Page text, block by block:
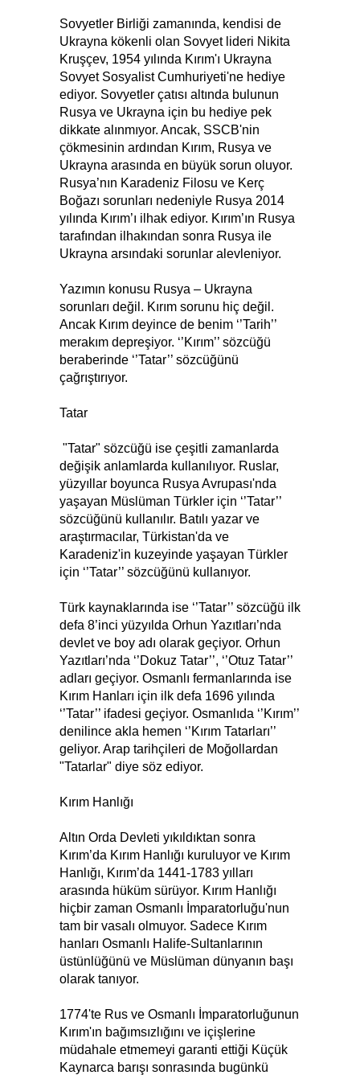
Sovyetler Birliği zamanında, kendisi de
Ukrayna kökenli olan Sovyet lideri Nikita
Kruşçev, 1954 yılında Kırım'ı Ukrayna
Sovyet Sosyalist Cumhuriyeti'ne hediye
ediyor. Sovyetler çatısı altında bulunun
Rusya ve Ukrayna için bu hediye pek
dikkate alınmıyor. Ancak, SSCB'nin
çökmesinin ardından Kırım, Rusya ve
Ukrayna arasında en büyük sorun oluyor.
Rusya’nın Karadeniz Filosu ve Kerç
Boğazı sorunları nedeniyle Rusya 2014
yılında Kırım’ı ilhak ediyor. Kırım’ın Rusya
tarafından ilhakından sonra Rusya ile
Ukrayna arsındaki sorunlar alevleniyor.
Yazımın konusu Rusya – Ukrayna
sorunları değil. Kırım sorunu hiç değil.
Ancak Kırım deyince de benim ‘’Tarih’’
merakım depreşiyor. ‘’Kırım’’ sözcüğü
beraberinde ‘’Tatar’’ sözcüğünü
çağrıştırıyor.
Tatar
"Tatar" sözcüğü ise çeşitli zamanlarda
değişik anlamlarda kullanılıyor. Ruslar,
yüzyıllar boyunca Rusya Avrupası'nda
yaşayan Müslüman Türkler için ‘’Tatar’’
sözcüğünü kullanılır. Batılı yazar ve
araştırmacılar, Türkistan'da ve
Karadeniz'in kuzeyinde yaşayan Türkler
için ‘’Tatar’’ sözcüğünü kullanıyor.
Türk kaynaklarında ise ‘’Tatar’’ sözcüğü ilk
defa 8’inci yüzyılda Orhun Yazıtları’nda
devlet ve boy adı olarak geçiyor. Orhun
Yazıtları’nda ‘’Dokuz Tatar’’, ‘’Otuz Tatar’’
adları geçiyor. Osmanlı fermanlarında ise
Kırım Hanları için ilk defa 1696 yılında
‘’Tatar’’ ifadesi geçiyor. Osmanlıda ‘’Kırım’’
denilince akla hemen ‘’Kırım Tatarları’’
geliyor. Arap tarihçileri de Moğollardan
"Tatarlar" diye söz ediyor.
Kırım Hanlığı
Altın Orda Devleti yıkıldıktan sonra
Kırım’da Kırım Hanlığı kuruluyor ve Kırım
Hanlığı, Kırım’da 1441-1783 yılları
arasında hüküm sürüyor. Kırım Hanlığı
hiçbir zaman Osmanlı İmparatorluğu'nun
tam bir vasalı olmuyor. Sadece Kırım
hanları Osmanlı Halife-Sultanlarının
üstünlüğünü ve Müslüman dünyanın başı
olarak tanıyor.
1774'te Rus ve Osmanlı İmparatorluğunun
Kırım'ın bağımsızlığını ve içişlerine
müdahale etmemeyi garanti ettiği Küçük
Kaynarca barışı sonrasında bugünkü